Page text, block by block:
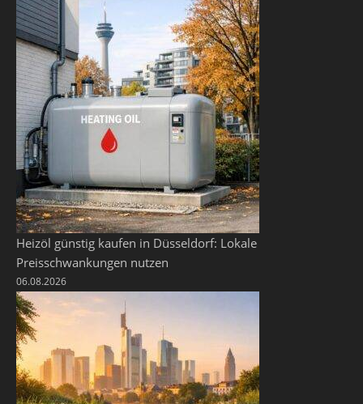
Heizöl günstig kaufen in Düsseldorf: Lokale
Preisschwankungen nutzen
06.08.2026